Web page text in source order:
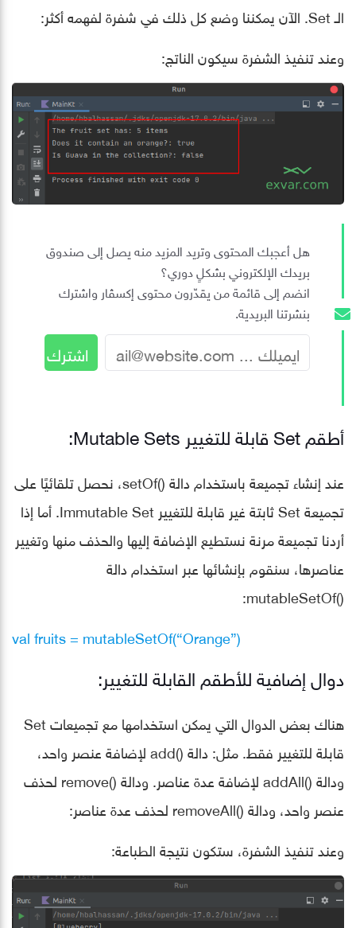
الـ Set. الآن يمكننا وضع كل ذلك في شفرة لفهمه أكثر:
وعند تنفيذ الشفرة سيكون الناتج:
هل أعجبك المحتوى وتريد المزيد منه يصل إلى صندوق
بريدك الإلكتروني بشكلٍ دوري؟
انضم إلى قائمة من يقدّرون محتوى إكسڤار واشترك
بنشرتنا البريدية.
أطقم Set قابلة للتغيير Mutable Sets:
عند إنشاء تجميعة باستخدام دالة ()setOf، نحصل تلقائيًا على
تجميعة Set ثابتة غير قابلة للتغيير Immutable Set. أما إذا
أردنا تجميعة مرنة نستطيع الإضافة إليها والحذف منها وتغيير
عناصرها، سنقوم بإنشائها عبر استخدام دالة
()mutableSetOf:
val fruits = mutableSetOf(“Orange”)
دوال إضافية للأطقم القابلة للتغيير:
هناك بعض الدوال التي يمكن استخدامها مع تجميعات Set
قابلة للتغيير فقط. مثل: دالة ()add لإضافة عنصر واحد،
ودالة ()addAll لإضافة عدة عناصر. ودالة ()remove لحذف
عنصر واحد، ودالة ()removeAll لحذف عدة عناصر:
وعند تنفيذ الشفرة، ستكون نتيجة الطباعة: